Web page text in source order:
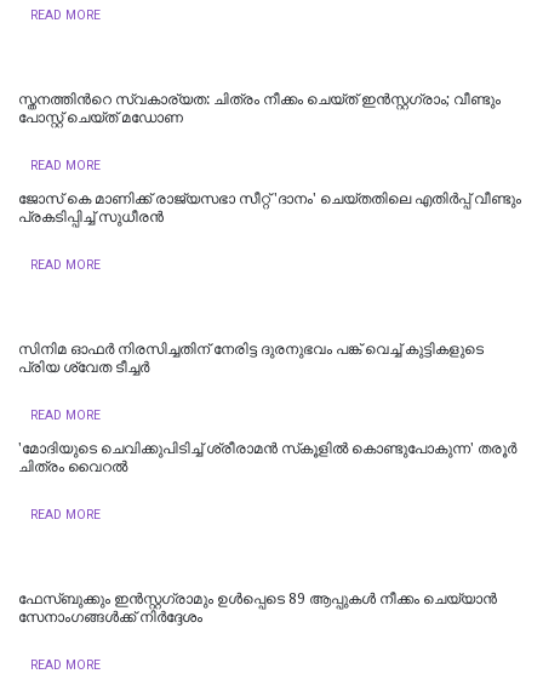
READ MORE
സ്തനത്തിന്‍റെ സ്വകാര്യത: ചിത്രം നീക്കം ചെയ്ത് ഇൻസ്റ്റഗ്രാം; വീണ്ടും
പോസ്റ്റ് ചെയ്ത് മഡോണ
READ MORE
ജോസ് കെ മാണിക്ക് രാജ്യസഭാ സീറ്റ് 'ദാനം' ചെയ്തതിലെ എതിര്‍പ്പ് വീണ്ടും
പ്രകടിപ്പിച്ച് സുധീരന്‍
READ MORE
സിനിമ ഓഫര്‍ നിരസിച്ചതിന് നേരിട്ട ദുരനുഭവം പങ്ക് വെച്ച് കുട്ടികളുടെ
പ്രിയ ശ്വേത ടീച്ചര്‍
READ MORE
'മോദിയുടെ ചെവിക്കുപിടിച്ച്‌​ ശ്രീരാമന്‍ സ്​കൂളില്‍ കൊണ്ടുപോകുന്ന' തരൂര്‍
ചിത്രം വൈറല്‍
READ MORE
ഫേസ്ബുക്കും ഇന്‍സ്റ്റഗ്രാമും ഉള്‍പ്പെടെ 89 ആപ്പുകള്‍ നീക്കം ചെയ്യാന്‍
സേനാംഗങ്ങള്‍ക്ക് നിര്‍ദ്ദേശം
READ MORE